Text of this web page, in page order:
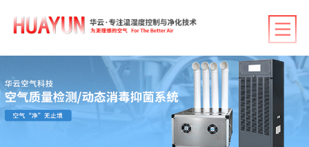
华云首页
产品中心
行业应用